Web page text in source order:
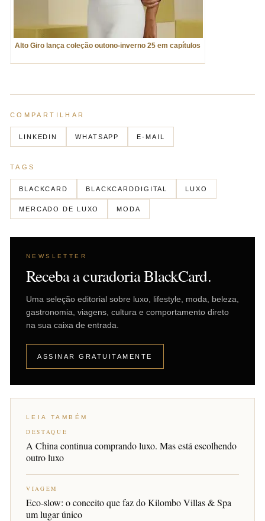
Alto Giro lança coleção outono-inverno 25 em capítulos
COMPARTILHAR
LINKEDIN WHATSAPP E-MAIL
TAGS
BLACKCARD BLACKCARDDIGITAL LUXO
MERCADO DE LUXO MODA
NEWSLETTER
Receba a curadoria BlackCard.
Uma seleção editorial sobre luxo, lifestyle, moda, beleza,
gastronomia, viagens, cultura e comportamento direto
na sua caixa de entrada.
ASSINAR GRATUITAMENTE
LEIA TAMBÉM
DESTAQUE
A China continua comprando luxo. Mas está escolhendo
outro luxo
VIAGEM
Eco-slow: o conceito que faz do Kilombo Villas & Spa
um lugar único